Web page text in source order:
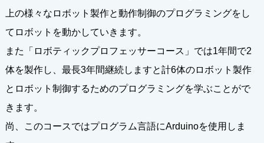
上の様々なロボット製作と動作制御のプログラミングをし
てロボットを動かしていきます。
また「ロボティックプロフェッサーコース」では1年間で2
体を製作し、最長3年間継続しますと計6体のロボット製作
とロボット制御するためのプログラミングを学ぶことがで
きます。
尚、このコースではプログラム言語にArduinoを使用しま